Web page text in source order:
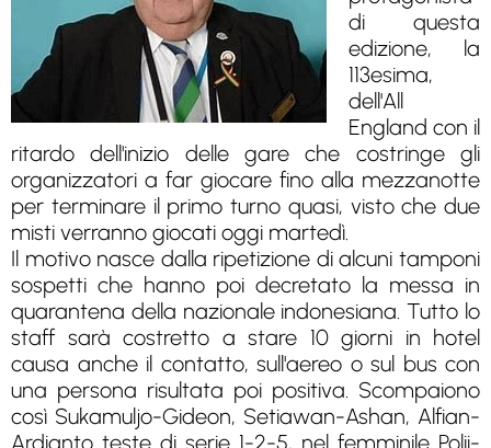
di questa
edizione, la
113esima,
dell'All
England con il
ritardo dell'inizio delle gare che costringe gli
organizzatori a far giocare fino alla mezzanotte
per terminare il primo turno quasi, visto che due
misti verranno giocati oggi martedì.
Il motivo nasce dalla ripetizione di alcuni tamponi
sospetti che hanno poi decretato la messa in
quarantena della nazionale indonesiana. Tutto lo
staff sarà costretto a stare 10 giorni in hotel
causa anche il contatto, sull'aereo o sul bus con
una persona risultata poi positiva. Scompaiono
così Sukamuljo-Gideon, Setiawan-Ashan, Alfian-
Ardianto teste di serie 1-2-5, nel femminile Polii-